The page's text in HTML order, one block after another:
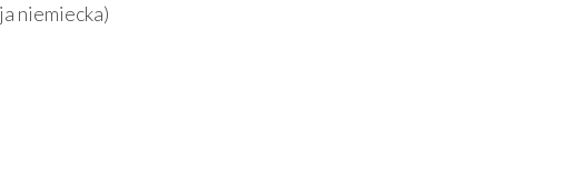
niemiecka)